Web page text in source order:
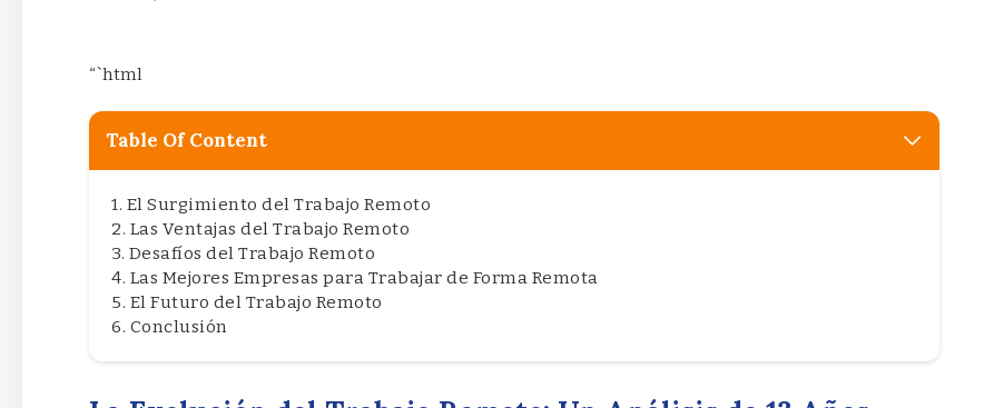
“`html
Table Of Content
El Surgimiento del Trabajo Remoto
Las Ventajas del Trabajo Remoto
Desafíos del Trabajo Remoto
Las Mejores Empresas para Trabajar de Forma Remota
El Futuro del Trabajo Remoto
Conclusión